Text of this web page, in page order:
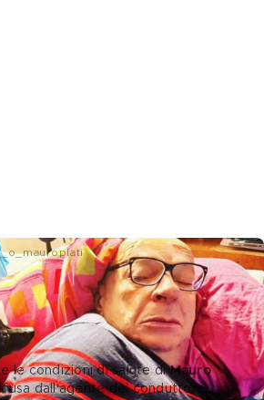
le condizioni di salute
le condizioni di salute di Mauro
dall'agente del conduttore: